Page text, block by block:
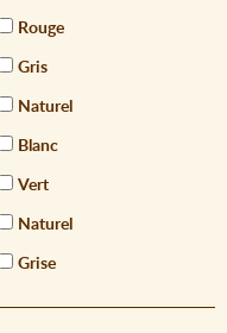
Rouge
Gris
Naturel
Blanc
Vert
Naturel
Grise